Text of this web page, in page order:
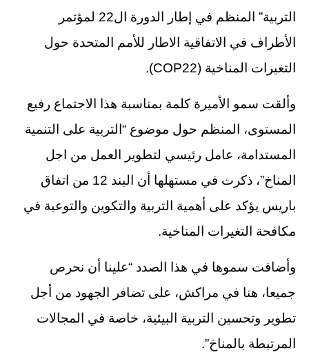
التربية” المنظم في إطار الدورة ال22 لمؤتمر
الأطراف في الاتفاقية الاطار للأمم المتحدة حول
التغيرات المناخية (COP22).
وألقت سمو الأميرة كلمة بمناسبة هذا الاجتماع رفيع
المستوى، المنظم حول موضوع “التربية على التنمية
المستدامة، عامل رئيسي لتطوير العمل من اجل
المناخ”، ذكرت في مستهلها أن البند 12 من اتفاق
باريس يؤكد على أهمية التربية والتكوين والتوعية في
مكافحة التغيرات المناخية.
وأضافت سموها في هذا الصدد “علينا أن نحرص
جميعا، هنا في مراكش، على تضافر الجهود من أجل
تطوير وتحسين التربية البيئية، خاصة في المجالات
المرتبطة بالمناخ”.